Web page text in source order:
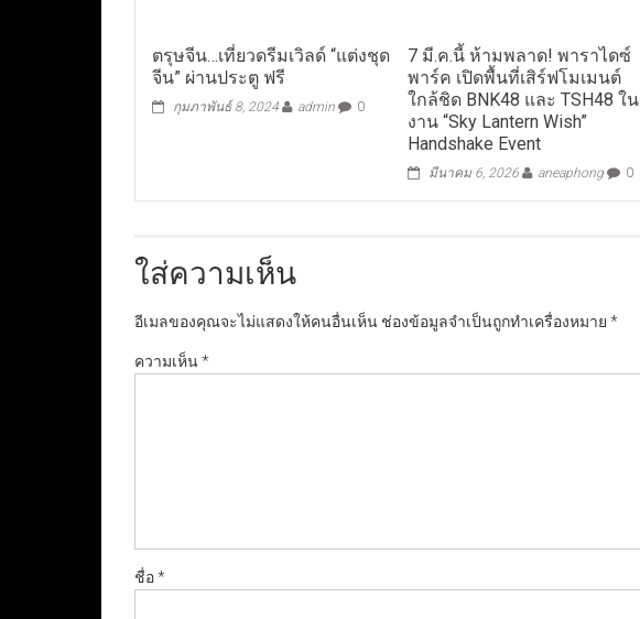
ตรุษจีน…เที่ยวดรีมเวิลด์ “แต่งชุด
จีน” ผ่านประตู ฟรี
กุมภาพันธ์ 8, 2024 admin 0
7 มี.ค.นี้ ห้ามพลาด! พาราไดซ์
พาร์ค เปิดพื้นที่เสิร์ฟโมเมนต์
ใกล้ชิด BNK48 และ TSH48 ใน
งาน “Sky Lantern Wish”
Handshake Event
มีนาคม 6, 2026 aneaphong 0
ใส่ความเห็น
อีเมลของคุณจะไม่แสดงให้คนอื่นเห็น ช่องข้อมูลจำเป็นถูกทำเครื่องหมาย *
ความเห็น*
ชื่อ*